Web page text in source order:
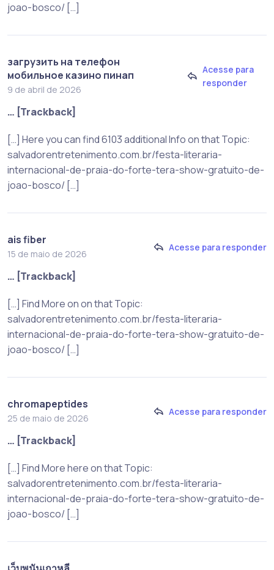
joao-bosco/ […]
загрузить на телефон
мобильное казино пинап
9 de abril de 2026
Acesse para
responder
… [Trackback]
[…] Here you can find 6103 additional Info on that Topic:
salvadorentretenimento.com.br/festa-literaria-
internacional-de-praia-do-forte-tera-show-gratuito-de-
joao-bosco/ […]
ais fiber
15 de maio de 2026
Acesse para responder
… [Trackback]
[…] Find More on on that Topic:
salvadorentretenimento.com.br/festa-literaria-
internacional-de-praia-do-forte-tera-show-gratuito-de-
joao-bosco/ […]
chromapeptides
25 de maio de 2026
Acesse para responder
… [Trackback]
[…] Find More here on that Topic:
salvadorentretenimento.com.br/festa-literaria-
internacional-de-praia-do-forte-tera-show-gratuito-de-
joao-bosco/ […]